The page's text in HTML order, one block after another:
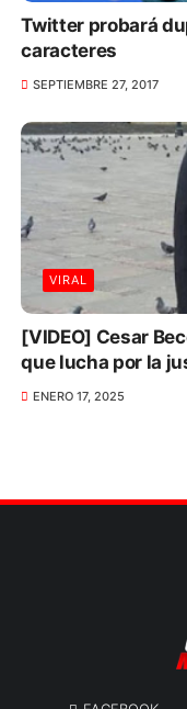
Twitter probará
caracteres
SEPTIEMBRE 27, 2017
VIRAL
[VIDEO] Cesar
que lucha por la
ENERO 17, 2025